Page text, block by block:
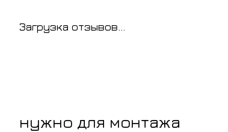
Загрузка отзывов...
нужно для монтажа